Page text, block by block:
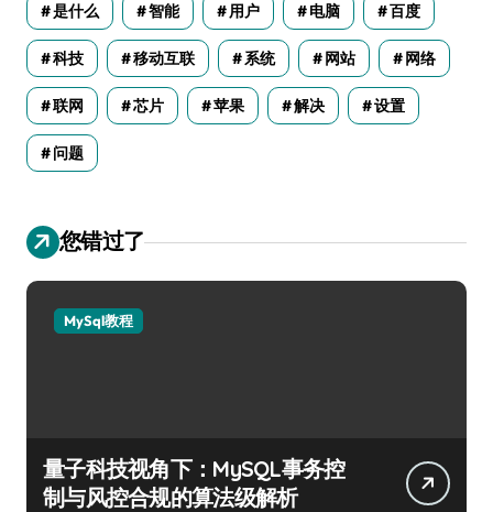
是什么 智能 用户 电脑 百度
科技 移动互联 系统 网站 网络
联网 芯片 苹果 解决 设置
问题
您错过了
MySql教程
量子科技视角下：MySQL事务控
制与风控合规的算法级解析